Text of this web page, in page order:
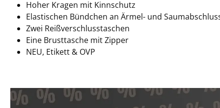
Hoher Kragen mit Kinnschutz
Elastischen Bündchen an Ärmel- und
Zwei Reißverschlusstaschen
Eine Brusttasche mit Zipper
NEU, Etikett & OVP